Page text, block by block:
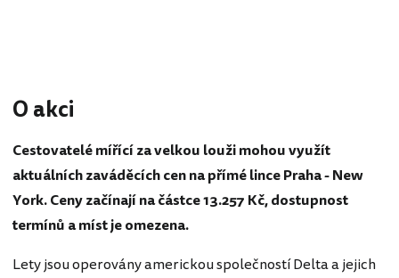
O akci
Cestovatelé mířící za velkou louži mohou využít
aktuálních zaváděcích cen na přímé lince Praha - New
York. Ceny začínají na částce 13.257 Kč, dostupnost
termínů a míst je omezena.
Lety jsou operovány americkou společností Delta a jejich